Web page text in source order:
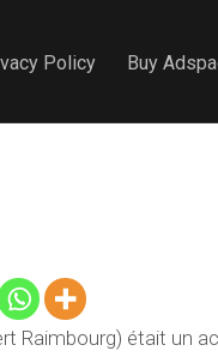
Policy Buy
Raimbourg) était un